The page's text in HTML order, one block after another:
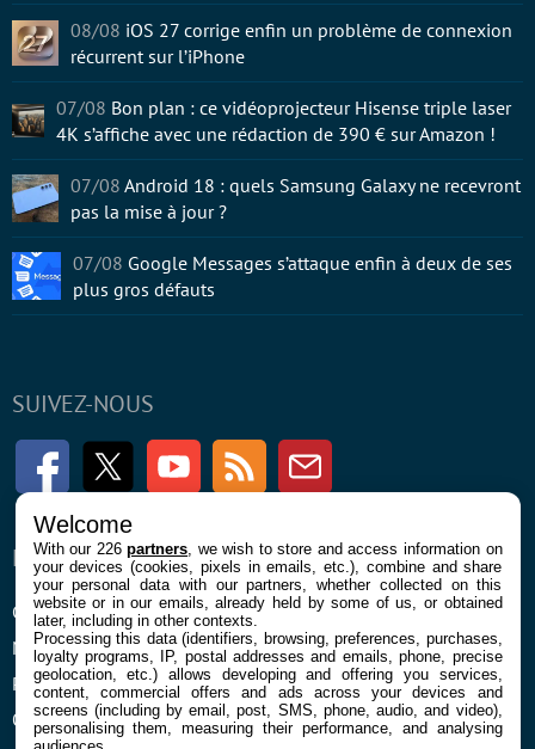
SUIVEZ-NOUS
FacebookTwitter Youtube RSS Newsletter
ENTREPRISE
Confidentialité et Cookies
Mentions légales et CGU
Préférences Cookies
Qui sommes nous
À PROPOS
Contact
08/08 iOS 27 corrige enfin un problème de connexion
récurrent sur l’iPhone
07/08 Bon plan : ce vidéoprojecteur Hisense triple laser
4K s’affiche avec une rédaction de 390 € sur Amazon !
07/08 Android 18 : quels Samsung Galaxy ne recevront
pas la mise à jour ?
07/08 Google Messages s’attaque enfin à deux de ses
plus gros défauts
Welcome
With our 226partners , we wish to store and access information on
your devices (cookies, pixels in emails, etc.), combine and share
your personal data with our partners, whether collected on this
website or in our emails, already held by some of us, or obtained
later, including in other contexts.
Processing this data (identifiers, browsing, preferences, purchases,
loyalty programs, IP, postal addresses and emails, phone, precise
geolocation, etc.) allows developing and offering you services,
content, commercial offers and ads across your devices and
screens (including by email, post, SMS, phone, audio, and video),
personalising them, measuring their performance, and analysing
audiences.